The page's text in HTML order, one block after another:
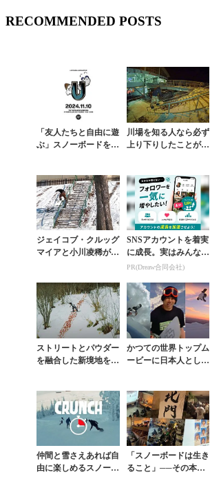
RECOMMENDED POSTS
「友人たちと自由に遊
ぶ」スノーボードを上
10日（日）プレミ...
川場を知る人なら必ず
上り下りしたことがあ
ッション
ジェイコブ・クルッグ
マイアと小川凌稀が刻
S』が描く...
SNSアカウントを着実
に成長。実はみんなコ
コ使ってます。
PR(Dreaw合同会社)
ストリートとパウダー
を融合した新境地を開
IDEより公開
かつての世界トップム
ービーに日本人として
ライオを懐かしむ
仲間と雪さえあれば自
由に楽しめるスノーボ
「スノーボードは生き
ること」──その本質